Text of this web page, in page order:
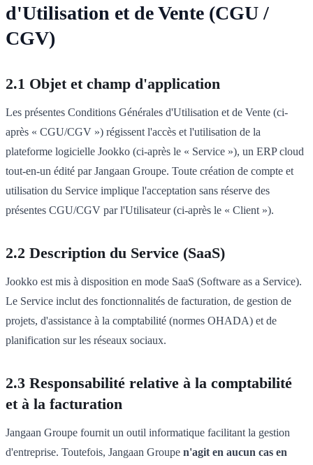
d'Utilisation et de Vente (CGU /
CGV)
2.1 Objet et champ d'application
Les présentes Conditions Générales d'Utilisation et de Vente (ci-
après « CGU/CGV ») régissent l'accès et l'utilisation de la
plateforme logicielle Jookko (ci-après le « Service »), un ERP cloud
tout-en-un édité par Jangaan Groupe. Toute création de compte et
utilisation du Service implique l'acceptation sans réserve des
présentes CGU/CGV par l'Utilisateur (ci-après le « Client »).
2.2 Description du Service (SaaS)
Jookko est mis à disposition en mode SaaS (Software as a Service).
Le Service inclut des fonctionnalités de facturation, de gestion de
projets, d'assistance à la comptabilité (normes OHADA) et de
planification sur les réseaux sociaux.
2.3 Responsabilité relative à la comptabilité
et à la facturation
Jangaan Groupe fournit un outil informatique facilitant la gestion
d'entreprise. Toutefois, Jangaan Groupe n'agit en aucun cas en